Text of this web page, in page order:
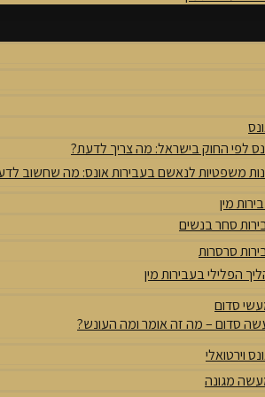
לפי החוק בישראל: מה צריך לדעת?
משפטיות לנאשם בעבירות אונס: מה שחשוב
מין
סחר בנשים
סרסרות
הפלילי בעבירות מין
סדום
סדום – מה זה אומר ומה העונש?
וירטואלי
מגונה